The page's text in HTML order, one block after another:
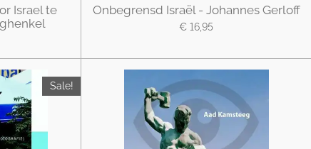
Israel te
Onbegrensd Israël - Johannes Gerloff
€ 16,95
Sale!